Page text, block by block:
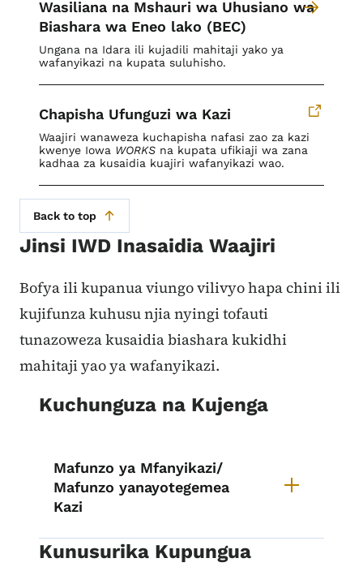
Wasiliana na Mshauri wa Uhusiano wa
Biashara wa Eneo lako (BEC)
Ungana na Idara ili kujadili mahitaji yako ya
wafanyikazi na kupata suluhisho.
Chapisha Ufunguzi wa Kazi
Waajiri wanaweza kuchapisha nafasi zao za kazi
kwenye Iowa WORKS na kupata ufikiaji wa zana
kadhaa za kusaidia kuajiri wafanyikazi wao.
Back to top
Jinsi IWD Inasaidia Waajiri
Bofya ili kupanua viungo vilivyo hapa chini ili
kujifunza kuhusu njia nyingi tofauti
tunazoweza kusaidia biashara kukidhi
mahitaji yao ya wafanyikazi.
Kuchunguza na Kujenga
Mafunzo ya Mfanyikazi/
Mafunzo yanayotegemea
Kazi
Kunusurika Kupungua